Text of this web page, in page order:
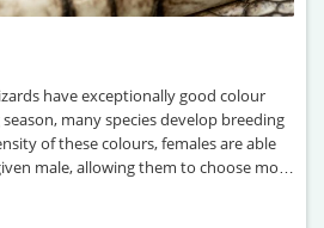
have exceptionally good colour
many species develop breeding
of these colours, females are able
male, allowing them to choose more